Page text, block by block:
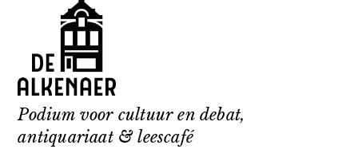
content
Podium voor cultuur en debat,
antiquariaat & leescafé